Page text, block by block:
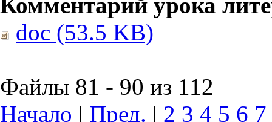
doc (53.5 KB)
Файлы 81 - 90 из 112
Начало | Пред. | 2 3 4 5 6 7